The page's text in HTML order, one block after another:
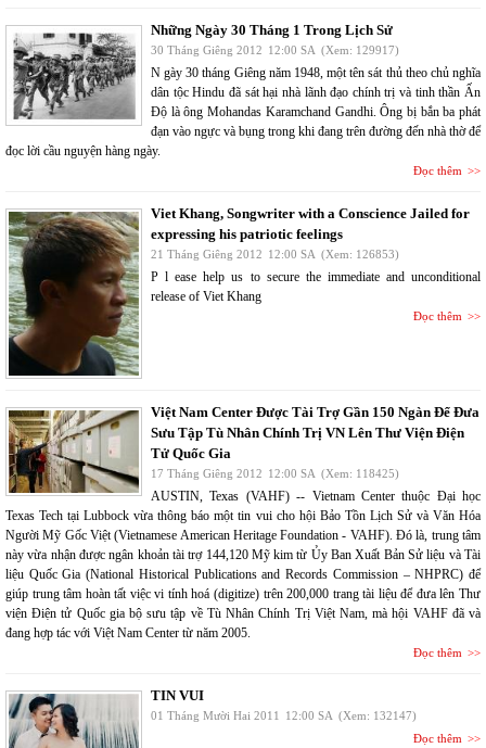
Những Ngày 30 Tháng 1 Trong Lịch Sử
30 Tháng Giêng 2012 12:00 SA (Xem: 129917)
N gày 30 tháng Giêng năm 1948, một tên sát thủ theo chủ nghĩa
dân tộc Hindu đã sát hại nhà lãnh đạo chính trị và tinh thần Ấn
Độ là ông Mohandas Karamchand Gandhi. Ông bị bắn ba phát
đạn vào ngực và bụng trong khi đang trên đường đến nhà thờ để
đọc lời cầu nguyện hàng ngày.
Đọc thêm
Viet Khang, Songwriter with a Conscience Jailed for
expressing his patriotic feelings
21 Tháng Giêng 2012 12:00 SA (Xem: 126853)
P l ease help us to secure the immediate and unconditional
release of Viet Khang
Đọc thêm
Việt Nam Center Được Tài Trợ Gần 150 Ngàn Để Đưa
Sưu Tập Tù Nhân Chính Trị VN Lên Thư Viện Điện
Tử Quốc Gia
17 Tháng Giêng 2012 12:00 SA (Xem: 118425)
AUSTIN, Texas (VAHF) -- Vietnam Center thuộc Đại học
Texas Tech tại Lubbock vừa thông báo một tin vui cho hội Bảo Tồn Lịch Sử và Văn Hóa
Người Mỹ Gốc Việt (Vietnamese American Heritage Foundation - VAHF). Đó là, trung tâm
này vừa nhận được ngân khoản tài trợ 144,120 Mỹ kim từ Ủy Ban Xuất Bản Sử liệu và Tài
liệu Quốc Gia (National Historical Publications and Records Commission – NHPRC) để
giúp trung tâm hoàn tất việc vi tính hoá (digitize) trên 200,000 trang tài liệu để đưa lên Thư
viện Điện tử Quốc gia bộ sưu tập về Tù Nhân Chính Trị Việt Nam, mà hội VAHF đã và
đang hợp tác với Việt Nam Center từ năm 2005.
Đọc thêm
TIN VUI
01 Tháng Mười Hai 2011 12:00 SA (Xem: 132147)
Đọc thêm